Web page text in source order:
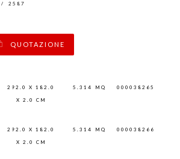
/ 2587
QUOTAZIONE
292.0 X 182.0
X 2.0 CM
5.314 MQ 000038265
292.0 X 182.0
X 2.0 CM
5.314 MQ 000038266